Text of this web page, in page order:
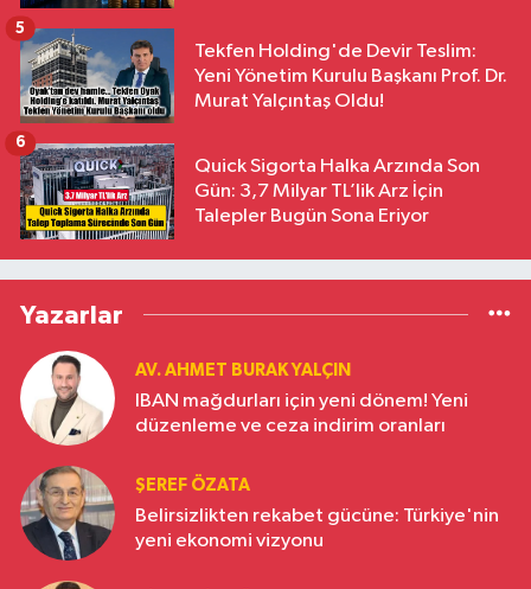
Tekfen Holding'de Devir Teslim:
Yeni Yönetim Kurulu Başkanı Prof. Dr.
Murat Yalçıntaş Oldu!
5
Quick Sigorta Halka Arzında Son
Gün: 3,7 Milyar TL’lik Arz İçin
Talepler Bugün Sona Eriyor
6
Yazarlar
AV. AHMET BURAK YALÇIN
IBAN mağdurları için yeni dönem! Yeni
düzenleme ve ceza indirim oranları
ŞEREF ÖZATA
Belirsizlikten rekabet gücüne: Türkiye'nin
yeni ekonomi vizyonu